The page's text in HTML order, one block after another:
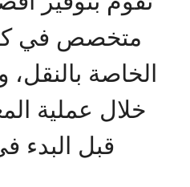
متخصص في
الخاصة
خلال عملية
قبل البدء